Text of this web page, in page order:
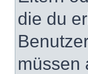
die du
müssen